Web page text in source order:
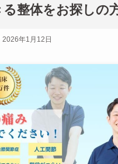
る整体をお探しの
2026年1月12日